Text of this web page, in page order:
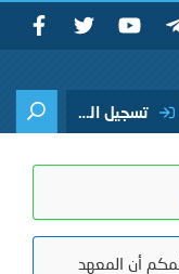
تسجيل الدخول
أن المعهد